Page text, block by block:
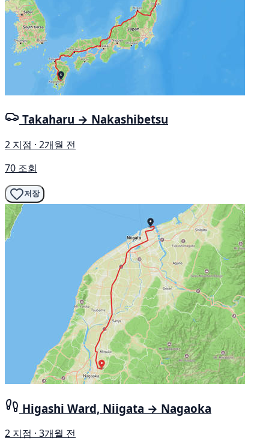
Takaharu → Nakashibetsu
2 지점 · 2개월 전
70 조회
저장
Higashi Ward, Niigata → Nagaoka
2 지점 · 3개월 전